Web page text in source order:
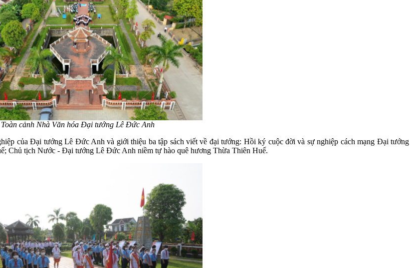
Toàn cảnh Nhà Văn hóa Đại tướng Lê Đức Anh
của Đại tướng Lê Đức Anh và giới thiệu ba tập sách viết về đại tướng: Hồi ký cuộc đời và sự nghiệp cách mạng Đại tướng
Chủ tịch Nước - Đại tướng Lê Đức Anh niềm tự hào quê hương Thừa Thiên Huế.